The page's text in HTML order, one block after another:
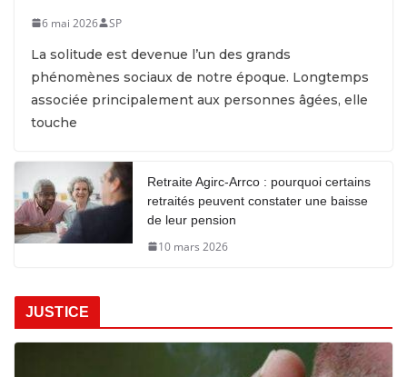
6 mai 2026 SP
La solitude est devenue l’un des grands
phénomènes sociaux de notre époque. Longtemps
associée principalement aux personnes âgées, elle
touche
Retraite Agirc-Arrco : pourquoi certains
retraités peuvent constater une baisse
de leur pension
10 mars 2026
JUSTICE